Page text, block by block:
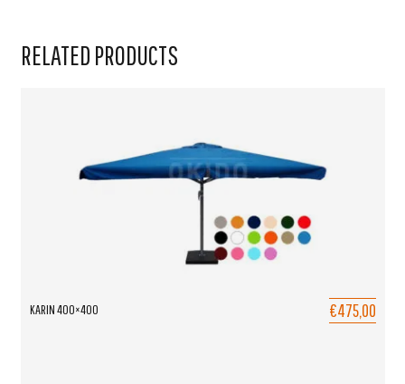
RELATED PRODUCTS
KARIN 400×400 €475,00